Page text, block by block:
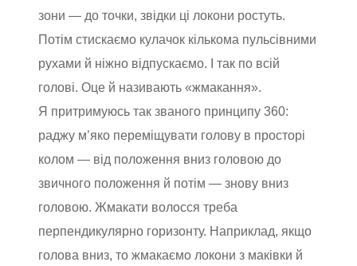
зони — до точки, звідки ці локони ростуть.
Потім стискаємо кулачок кількома пульсівними
рухами й ніжно відпускаємо. І так по всій
голові. Оце й називають «жмакання».
Я притримуюсь так званого принципу 360:
раджу м’яко переміщувати голову в просторі
колом — від положення вниз головою до
звичного положення й потім — знову вниз
головою. Жмакати волосся треба
перпендикулярно горизонту. Наприклад, якщо
голова вниз, то жмакаємо локони з маківки й